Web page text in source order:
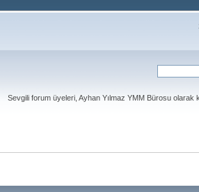
Sevgili forum üyeleri, Ayhan Yılmaz YMM Bürosu olarak